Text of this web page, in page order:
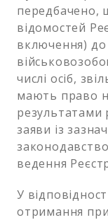
передбачено,
відомостей
включення) до
числі осіб,
мають право
результатами
заяви із
ведення
У
отримання